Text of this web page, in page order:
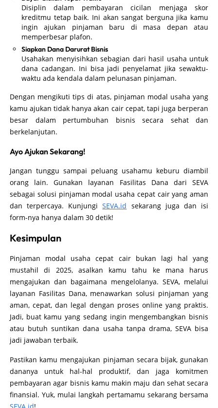
Disiplin dalam pembayaran cicilan menjaga skor
kreditmu tetap baik. Ini akan sangat berguna jika kamu
ingin ajukan pinjaman baru di masa depan atau
memperbesar plafon.
Siapkan Dana Darurat Bisnis
Usahakan menyisihkan sebagian dari hasil usaha untuk
dana cadangan. Ini bisa jadi penyelamat jika sewaktu-
waktu ada kendala dalam pelunasan pinjaman.
Dengan mengikuti tips di atas, pinjaman modal usaha yang
kamu ajukan tidak hanya akan cair cepat, tapi juga berperan
besar dalam pertumbuhan bisnis secara sehat dan
berkelanjutan.
Ayo Ajukan Sekarang!
Jangan tunggu sampai peluang usahamu keburu diambil
orang lain. Gunakan layanan Fasilitas Dana dari SEVA
sebagai solusi pinjaman modal usaha cepat cair yang aman
dan terpercaya. KunjungiSEVA.id sekarang juga dan isi
form-nya hanya dalam 30 detik!
Kesimpulan
Pinjaman modal usaha cepat cair bukan lagi hal yang
mustahil di 2025, asalkan kamu tahu ke mana harus
mengajukan dan bagaimana mengelolanya. SEVA, melalui
layanan Fasilitas Dana, menawarkan solusi pinjaman yang
aman, cepat, dan legal dengan proses online yang praktis.
Jadi, buat kamu yang sedang ingin mengembangkan bisnis
atau butuh suntikan dana usaha tanpa drama, SEVA bisa
jadi jawaban terbaik.
Pastikan kamu mengajukan pinjaman secara bijak, gunakan
dananya untuk hal-hal produktif, dan jaga komitmen
pembayaran agar bisnis kamu makin maju dan sehat secara
finansial. Yuk, mulai langkah pertamamu sekarang bersama